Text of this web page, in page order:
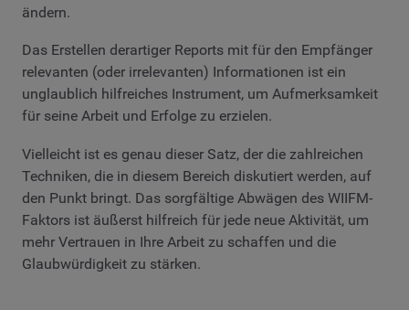
ändern.
Das Erstellen derartiger Reports mit für den Empfänger
relevanten (oder irrelevanten) Informationen ist ein
unglaublich hilfreiches Instrument, um Aufmerksamkeit
für seine Arbeit und Erfolge zu erzielen.
Vielleicht ist es genau dieser Satz, der die zahlreichen
Techniken, die in diesem Bereich diskutiert werden, auf
den Punkt bringt. Das sorgfältige Abwägen des WIIFM-
Faktors ist äußerst hilfreich für jede neue Aktivität, um
mehr Vertrauen in Ihre Arbeit zu schaffen und die
Glaubwürdigkeit zu stärken.